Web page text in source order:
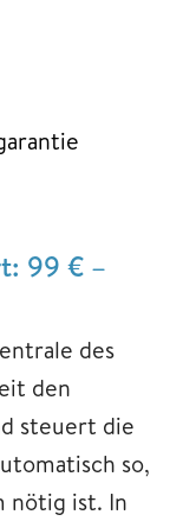
99 € –
des
den
steuert die
so,
nötig ist. In